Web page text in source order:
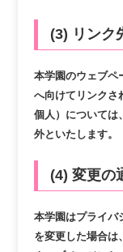
(3) リンク
本学園のウェブペ
へ向けてリンクさ
個人）については
外といたします。
(4) 変更の
本学園はプライバ
を変更した場合は